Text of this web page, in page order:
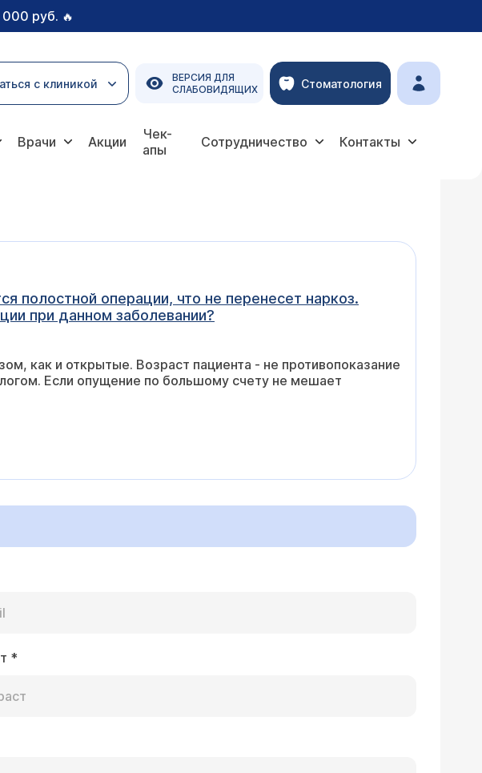
000 руб. 🔥
с клиникой
ВЕРСИЯ ДЛЯ
СЛАБОВИДЯЩИХ
Стоматология
Врачи Акции
Чек-
апы
Сотрудничество Контакты
полостной операции, что не перенесет наркоз.
при данном заболевании?
как и открытые. Возраст пациента - не противопоказание
Если опущение по большому счету не мешает
*